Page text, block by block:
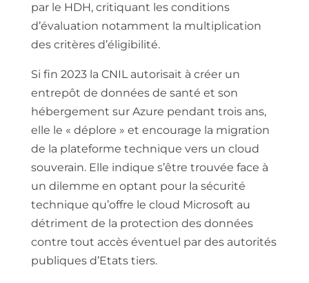
par le HDH, critiquant les conditions
d’évaluation notamment la multiplication
des critères d’éligibilité.
Si fin 2023 la CNIL autorisait à créer un
entrepôt de données de santé et son
hébergement sur Azure pendant trois ans,
elle le « déplore » et encourage la migration
de la plateforme technique vers un cloud
souverain. Elle indique s’être trouvée face à
un dilemme en optant pour la sécurité
technique qu’offre le cloud Microsoft au
détriment de la protection des données
contre tout accès éventuel par des autorités
publiques d’Etats tiers.